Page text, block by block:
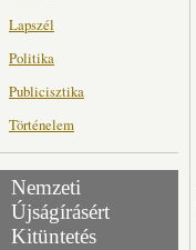
Lapszél
Politika
Publicisztika
Történelem
Nemzeti
Újságírásért
Kitüntetés